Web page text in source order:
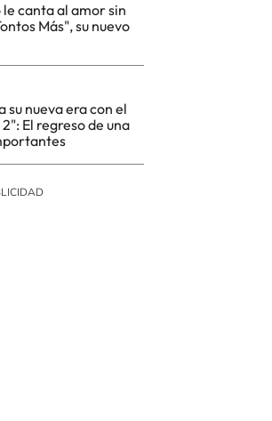
canta al amor sin
Más", su nuevo
su nueva era con el
El regreso de una